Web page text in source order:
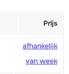
Prijs
afhankelijk
van week